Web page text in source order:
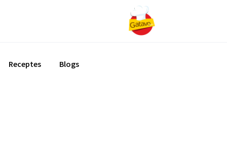
Receptes Blogs